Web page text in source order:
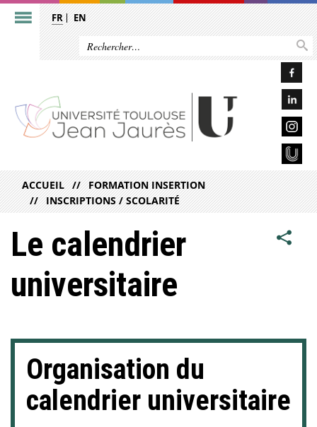
FR EN
ACCUEIL
FORMATION INSERTION
INSCRIPTIONS / SCOLARITÉ
Le calendrier
universitaire
Organisation du
calendrier universitaire